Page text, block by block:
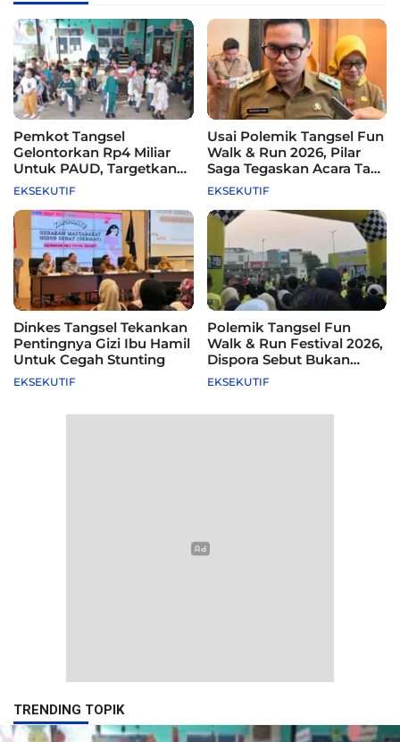
Pemkot Tangsel
Gelontorkan Rp4 Miliar
Untuk PAUD, Targetkan
115 Sekolah
EKSEKUTIF
Usai Polemik Tangsel Fun
Walk & Run 2026, Pilar
Saga Tegaskan Acara Tak
Difasilitasi Pemkot
EKSEKUTIF
Dinkes Tangsel Tekankan
Pentingnya Gizi Ibu Hamil
Untuk Cegah Stunting
EKSEKUTIF
Polemik Tangsel Fun
Walk & Run Festival 2026,
Dispora Sebut Bukan
Agenda Pemkot
EKSEKUTIF
TRENDING TOPIK